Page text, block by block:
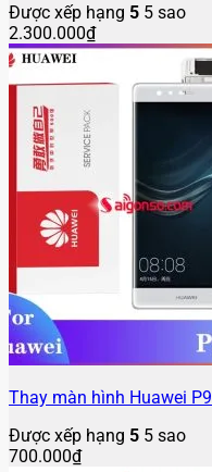
Được xếp hạng 5 5 sao
2.300.000₫
Thay màn hình Huawei P9
Được xếp hạng 5 5 sao
700.000₫